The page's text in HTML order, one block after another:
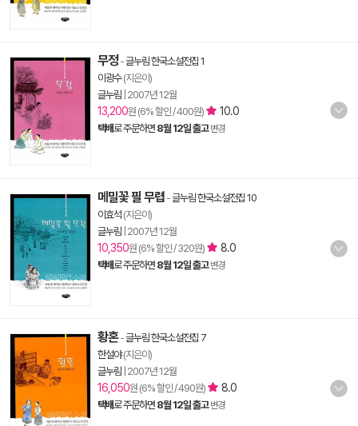
무정-글누림 한국소설전집 1
이광수(지은이)
글누림 2007년 12월
13,200원 (6% 할인 / 400원) 10.0
택배로 주문하면 8월 12일 출고 변경
메밀꽃 필 무렵 -글누림 한국소설전집 10
이효석 (지은이)
글누림 2007년 12월
10,350원 (6% 할인 / 320원) 8.0
택배로 주문하면 8월 12일 출고 변경
황혼-글누림 한국소설전집 7
한설야(지은이)
글누림 2007년 12월
16,050원 (6% 할인 / 490원) 8.0
택배로 주문하면 8월 12일 출고 변경